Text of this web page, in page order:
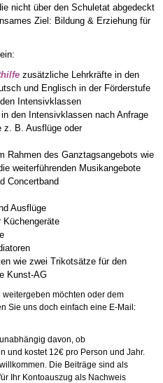
nicht über den Schuletat abgedeckt
Ziel: Bildung & Erziehung für
zusätzliche Lehrkräfte in den
und Englisch in der Förderstufe
Intensivklassen
den Intensivklassen nach Anfrage
z. B. Ausflüge oder
Rahmen des Ganztagsangebots wie
weiterführenden Musikangebote
Concertband
Ausflüge
Küchengeräte
wie zwei Trikotsätze für den
Kunst-AG
möchten oder dem
Sie uns doch einfach eine E-Mail:
davon, ob
und kostet 12€ pro Person und Jahr.
Die Beiträge sind als
Ihr Kontoauszug als Nachweis